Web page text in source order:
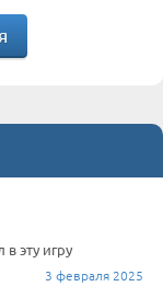
эту игру
3 февраля 2025